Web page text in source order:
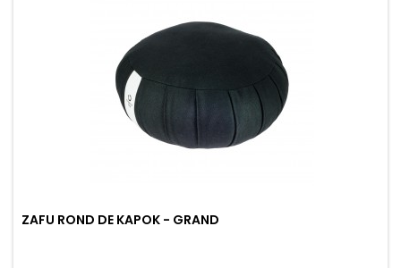
ZAFU ROND DE KAPOK - GRAND